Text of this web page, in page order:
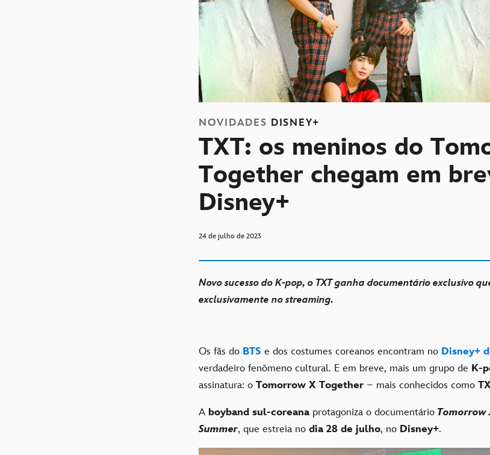
NOVIDADES DISNEY+
TXT: os meninos do
Together chegam em
Disney+
24 de julho de 2023
Novo sucesso do K-pop, o TXT ganha documentário exclusivo
exclusivamente no streaming.
Os fãs do BTS e dos costumes coreanos encontram no Disney+
verdadeiro fenômeno cultural. E em breve, mais um grupo de K-
assinatura: o Tomorrow X Together – mais conhecidos como
A boyband sul-coreanaprotagoniza o documentário Tomorrow
Summer, que estreia no dia 28 de julho, no Disney+.